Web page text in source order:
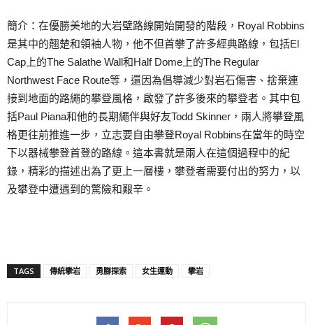
簡介：在優勝美地的大岩壁路線開始開發的階段，Royal Robbins
是其中的翹楚和領袖人物，他不但首攀了許多經典路線，包括El
Cap上的The Salathe Wall和Half Dome上的The Regular
Northwest Face Route等，還因為倡導減少對岩石傷害、捨棄連
接到地面的路繩的攀登風格，啟發了許多後來的攀登者。其中包
括Paul Piana和他的長期繩伴與好友Todd Skinner，兩人將攀登風
格更往前推進一步，立志要自由攀登Royal Robbins在當年的時空
下以器械攀登首登的路線。這本書就是兩人在這個過程中的紀
錄，精彩的描述出為了更上一層樓，攀登者需要付出的努力，以
及攀登中遭遇到的驚險和艱辛。
TAGS 傳統攀岩 勇腳探索 女生運動 攀岩